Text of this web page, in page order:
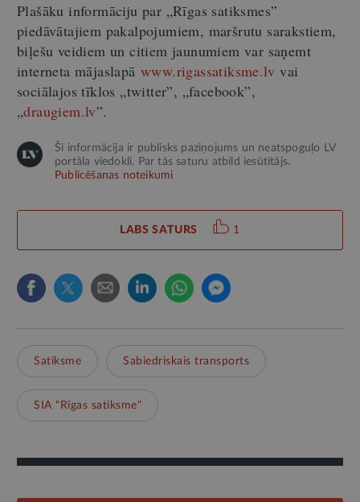
Plašāku informāciju par „Rīgas satiksmes”
piedāvātajiem pakalpojumiem, maršrutu sarakstiem,
biļešu veidiem un citiem jaunumiem var saņemt
interneta mājaslapā www.rigassatiksme.lv vai
sociālajos tīklos „twitter”, „facebook”,
„draugiem.lv”.
Šī informācija ir publisks paziņojums un neatspoguļo LV
portāla viedokli. Par tās saturu atbild iesūtītājs.
Publicēšanas noteikumi
LABS SATURS 1
Satiksme Sabiedriskais transports
SIA "Rīgas satiksme"